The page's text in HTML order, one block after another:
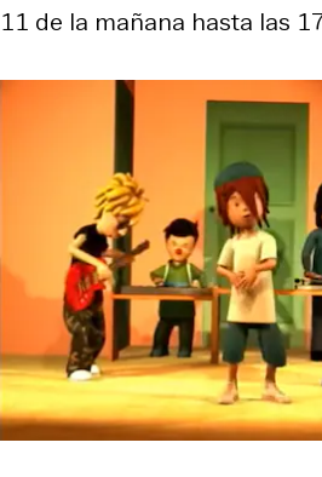
11 de la mañana hasta las